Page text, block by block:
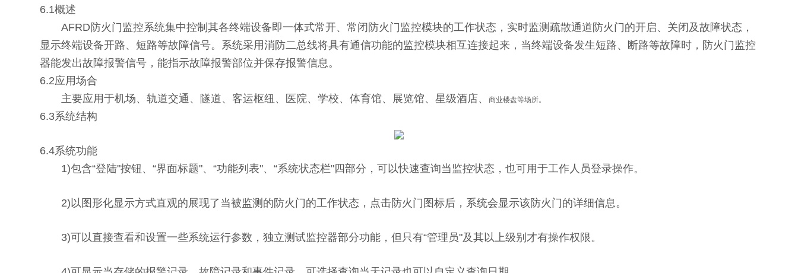
6.1概述
AFRD防火门监控系统集中控制其各终端设备即一体式常开、常闭防火门监控模块的工作状态，实时监测疏散通道防火门的开启、关闭及故障状态，
显示终端设备开路、短路等故障信号。系统采用消防二总线将具有通信功能的监控模块相互连接起来，当终端设备发生短路、断路等故障时，防火门监控
器能发出故障报警信号，能指示故障报警部位并保存报警信息。
6.2应用场合
主要应用于机场、轨道交通、隧道、客运枢纽、医院、学校、体育馆、展览馆、星级酒店、商业楼盘等场所。
6.3系统结构
6.4系统功能
1)包含“登陆"按钮、“界面标题"、“功能列表"、“系统状态栏"四部分，可以快速查询当监控状态，也可用于工作人员登录操作。
2)以图形化显示方式直观的展现了当被监测的防火门的工作状态，点击防火门图标后，系统会显示该防火门的详细信息。
3)可以直接查看和设置一些系统运行参数，独立测试监控器部分功能，但只有“管理员"及其以上级别才有操作权限。